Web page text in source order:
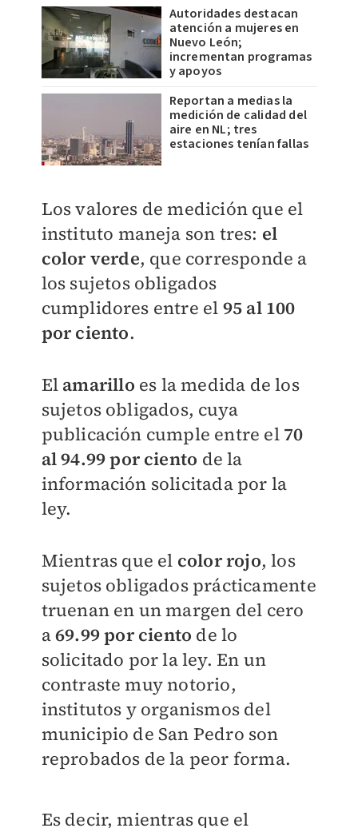
Autoridades destacan
atención a mujeres en
Nuevo León;
incrementan programas
y apoyos
Reportan a medias la
medición de calidad del
aire en NL; tres
estaciones tenían fallas
Los valores de medición que el
instituto maneja son tres: el
color verde, que corresponde a
los sujetos obligados
cumplidores entre el 95 al 100
por ciento.
Elamarillo es la medida de los
sujetos obligados, cuya
publicación cumple entre el 70
al 94.99 por ciento de la
información solicitada por la
ley.
Mientras que el color rojo, los
sujetos obligados prácticamente
truenan en un margen del cero
a69.99 por ciento de lo
solicitado por la ley. En un
contraste muy notorio,
institutos y organismos del
municipio de San Pedro son
reprobados de la peor forma.
Es decir, mientras que el